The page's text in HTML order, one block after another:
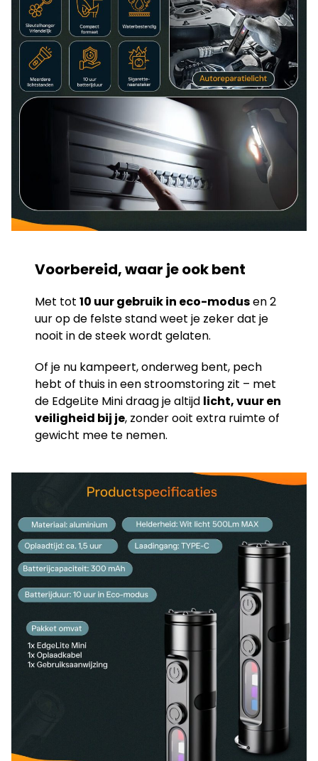
Voorbereid, waar je ook bent
Met tot10 uur gebruik in eco-modusen 2
uur op de felste stand weet je zeker dat je
nooit in de steek wordt gelaten.
Of je nu kampeert, onderweg bent, pech
hebt of thuis in een stroomstoring zit – met
de EdgeLite Mini draag je altijd licht, vuur en
veiligheid bij je, zonder ooit extra ruimte of
gewicht mee te nemen.